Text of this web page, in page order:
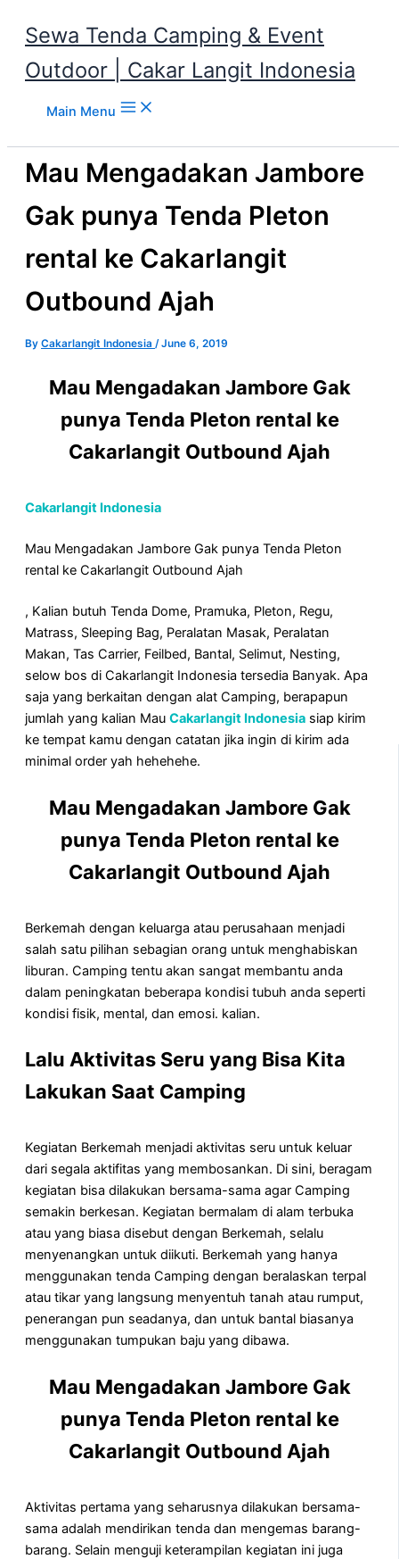
Sewa Tenda Camping & Event
Outdoor | Cakar Langit Indonesia
Main Menu
Mau Mengadakan Jambore
Gak punya Tenda Pleton
rental ke Cakarlangit
Outbound Ajah
By Cakarlangit Indonesia /June 6, 2019
Mau Mengadakan Jambore Gak
punya Tenda Pleton rental ke
Cakarlangit Outbound Ajah
Cakarlangit Indonesia
Mau Mengadakan Jambore Gak punya Tenda Pleton
rental ke Cakarlangit Outbound Ajah
, Kalian butuh Tenda Dome, Pramuka, Pleton, Regu,
Matrass, Sleeping Bag, Peralatan Masak, Peralatan
Makan, Tas Carrier, Feilbed, Bantal, Selimut, Nesting,
selow bos di Cakarlangit Indonesia tersedia Banyak. Apa
saja yang berkaitan dengan alat Camping, berapapun
jumlah yang kalian Mau Cakarlangit Indonesia siap kirim
ke tempat kamu dengan catatan jika ingin di kirim ada
minimal order yah hehehehe.
Mau Mengadakan Jambore Gak
punya Tenda Pleton rental ke
Cakarlangit Outbound Ajah
Berkemah dengan keluarga atau perusahaan menjadi
salah satu pilihan sebagian orang untuk menghabiskan
liburan. Camping tentu akan sangat membantu anda
dalam peningkatan beberapa kondisi tubuh anda seperti
kondisi fisik, mental, dan emosi. kalian.
Lalu Aktivitas Seru yang Bisa Kita
Lakukan Saat Camping
Kegiatan Berkemah menjadi aktivitas seru untuk keluar
dari segala aktifitas yang membosankan. Di sini, beragam
kegiatan bisa dilakukan bersama-sama agar Camping
semakin berkesan. Kegiatan bermalam di alam terbuka
atau yang biasa disebut dengan Berkemah, selalu
menyenangkan untuk diikuti. Berkemah yang hanya
menggunakan tenda Camping dengan beralaskan terpal
atau tikar yang langsung menyentuh tanah atau rumput,
penerangan pun seadanya, dan untuk bantal biasanya
menggunakan tumpukan baju yang dibawa.
Mau Mengadakan Jambore Gak
punya Tenda Pleton rental ke
Cakarlangit Outbound Ajah
Aktivitas pertama yang seharusnya dilakukan bersama-
sama adalah mendirikan tenda dan mengemas barang-
barang. Selain menguji keterampilan kegiatan ini juga